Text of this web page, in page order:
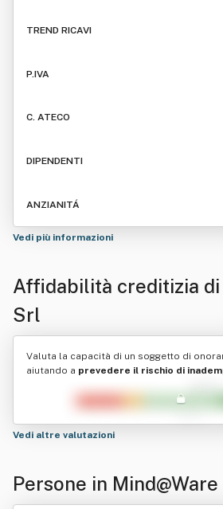
TREND RICAVI
P.IVA
C. ATECO
DIPENDENTI
ANZIANITÁ
Vedi più informazioni
Affidabilità creditizia di
Srl
Valuta la capacità di un soggetto di
aiutando a prevedere il rischio di
Vedi altre valutazioni
Persone in